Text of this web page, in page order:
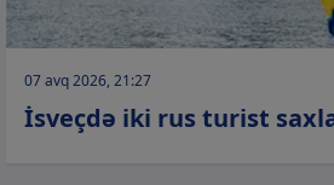
07 avq 2026, 21:27
İsveçdə iki rus turist